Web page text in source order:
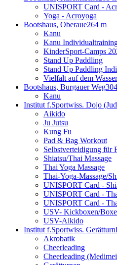
UNISPORT Card -
Yoga - Acroyoga
Bootshaus, Oberaue264 m
Kanu
Kanu
KinderSport-Camps
Stand Up Paddling
Stand Up Paddling
Vielfalt auf dem Wasser
Bootshaus, Burgauer Weg
Kanu
Institut f.Sportwiss. Dojo
Aikido
Ju Jutsu
Kung Fu
Pad & Bag Workout
Selbstverteidigung für
Shiatsu/Thai Massage
Thai Yoga Massage
Thai-Yoga-Massage/
UNISPORT Card -
UNISPORT Card -
UNISPORT Card -
USV- Kickboxen/
USV-Aikido
Institut f.Sportwiss.
Akrobatik
Cheerleading
Cheerleading